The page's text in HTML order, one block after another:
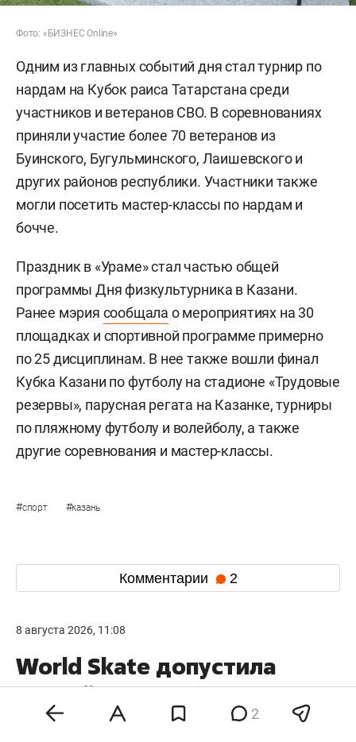
Фото: «БИЗНЕС Online»
Одним из главных событий дня стал турнир по
нардам на Кубок раиса Татарстана среди
участников и ветеранов СВО. В соревнованиях
приняли участие более 70 ветеранов из
Буинского, Бугульминского, Лаишевского и
других районов республики. Участники также
могли посетить мастер-классы по нардам и
бочче.
Праздник в «Ураме» стал частью общей
программы Дня физкультурника в Казани.
Ранее мэрия сообщала о мероприятиях на 30
площадках и спортивной программе примерно
по 25 дисциплинам. В нее также вошли финал
Кубка Казани по футболу на стадионе «Трудовые
резервы», парусная регата на Казанке, турниры
по пляжному футболу и волейболу, а также
другие соревнования и мастер-классы.
#спорт #казань
Комментарии 2
8 августа 2026, 11:08
World Skate допустила
российских спортсменов
к турнирам с флагом2